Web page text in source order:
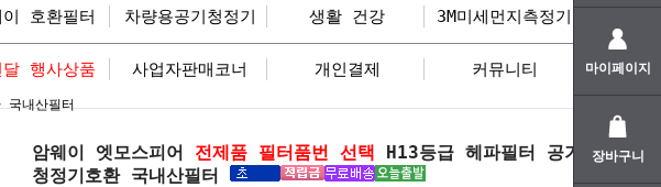
마이페이지
장바구니
이 호환필터 차량용공기청정기 생활 건강 3M미세먼지측정기
달 행사상품 사업자판매코너 개인결제 커뮤니티
국내산필터
암웨이 엣모스피어 전제품 필터품번 선택 H13등급 헤파필터 공기
청정기호환 국내산필터